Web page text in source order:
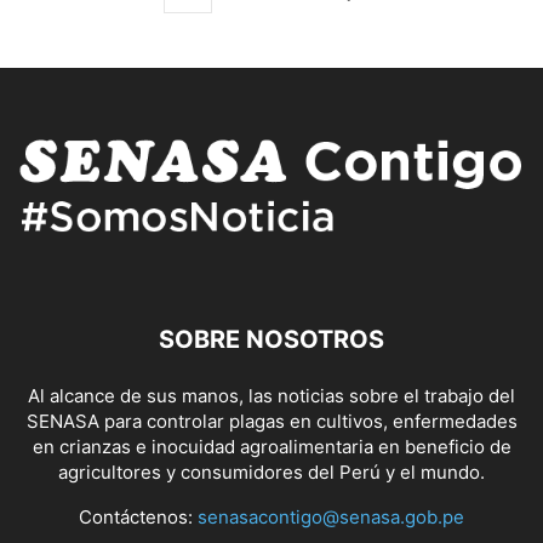
SOBRE NOSOTROS
Al alcance de sus manos, las noticias sobre el trabajo del
SENASA para controlar plagas en cultivos, enfermedades
en crianzas e inocuidad agroalimentaria en beneficio de
agricultores y consumidores del Perú y el mundo.
Contáctenos: senasacontigo@senasa.gob.pe